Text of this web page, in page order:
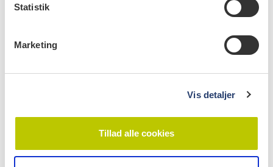
Statistik
Marketing
Vis detaljer
Tillad alle cookies